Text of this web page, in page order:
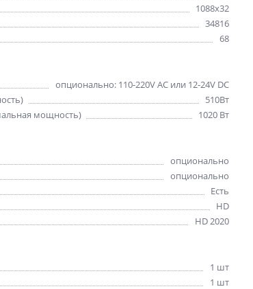
1088x32
34816
68
опционально: 110-220V AC или 12-24V DC
510Вт
мощность)
1020 Вт
опционально
опционально
Есть
HD
HD 2020
1 шт
1 шт